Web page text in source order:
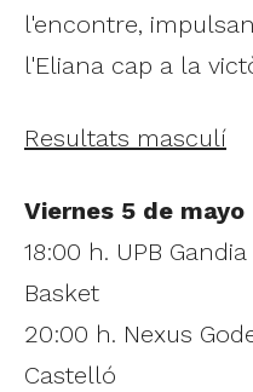
l'encontre,
l'Eliana cap a la
Resultats masculí
Viernes 5 de mayo
18:00 h. UPB Gandia
Basket
20:00 h. Nexus
Castelló